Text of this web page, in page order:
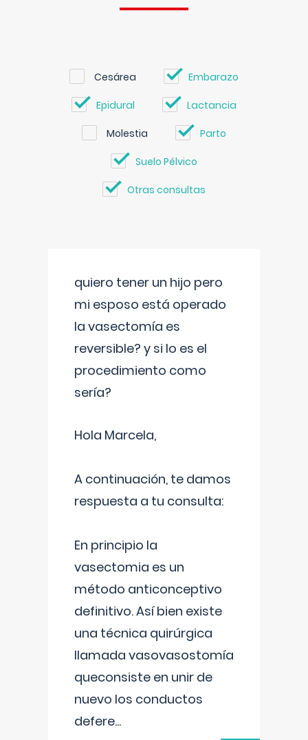
Cesárea Embarazo
Epidural Lactancia
Molestia Parto
Suelo Pélvico
Otras consultas
quiero tener un hijo pero
mi esposo está operado
la vasectomía es
reversible? y si lo es el
procedimiento como
sería?
Hola Marcela,
A continuación, te damos
respuesta a tu consulta:
En principio la
vasectomia es un
método anticonceptivo
definitivo. Así bien existe
una técnica quirúrgica
llamada vasovasostomía
queconsiste en unir de
nuevo los conductos
defere...